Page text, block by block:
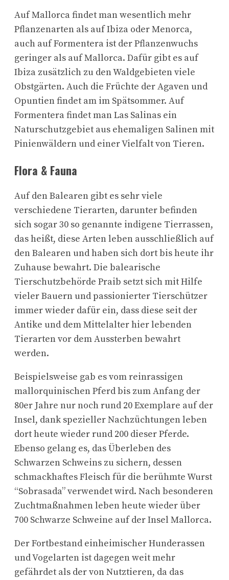
Auf Mallorca findet man wesentlich mehr
Pflanzenarten als auf Ibiza oder Menorca,
auch auf Formentera ist der Pflanzenwuchs
geringer als auf Mallorca. Dafür gibt es auf
Ibiza zusätzlich zu den Waldgebieten viele
Obstgärten. Auch die Früchte der Agaven und
Opuntien findet am im Spätsommer. Auf
Formentera findet man Las Salinas ein
Naturschutzgebiet aus ehemaligen Salinen mit
Pinienwäldern und einer Vielfalt von Tieren.
Flora & Fauna
Auf den Balearen gibt es sehr viele
verschiedene Tierarten, darunter befinden
sich sogar 30 so genannte indigene Tierrassen,
das heißt, diese Arten leben ausschließlich auf
den Balearen und haben sich dort bis heute ihr
Zuhause bewahrt. Die balearische
Tierschutzbehörde Praib setzt sich mit Hilfe
vieler Bauern und passionierter Tierschützer
immer wieder dafür ein, dass diese seit der
Antike und dem Mittelalter hier lebenden
Tierarten vor dem Aussterben bewahrt
werden.
Beispielsweise gab es vom reinrassigen
mallorquinischen Pferd bis zum Anfang der
80er Jahre nur noch rund 20 Exemplare auf der
Insel, dank spezieller Nachzüchtungen leben
dort heute wieder rund 200 dieser Pferde.
Ebenso gelang es, das Überleben des
Schwarzen Schweins zu sichern, dessen
schmackhaftes Fleisch für die berühmte Wurst
“Sobrasada” verwendet wird. Nach besonderen
Zuchtmaßnahmen leben heute wieder über
700 Schwarze Schweine auf der Insel Mallorca.
Der Fortbestand einheimischer Hunderassen
und Vogelarten ist dagegen weit mehr
gefährdet als der von Nutztieren, da das